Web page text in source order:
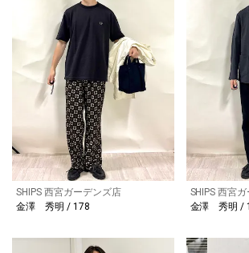
SHIPS 西宮ガーデンズ店
金澤 秀明 / 178
SHIPS 西宮
金澤 秀明 /